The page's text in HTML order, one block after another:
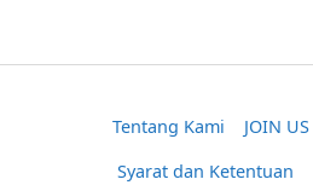
Tentang Kami JOIN US
Syarat dan Ketentuan